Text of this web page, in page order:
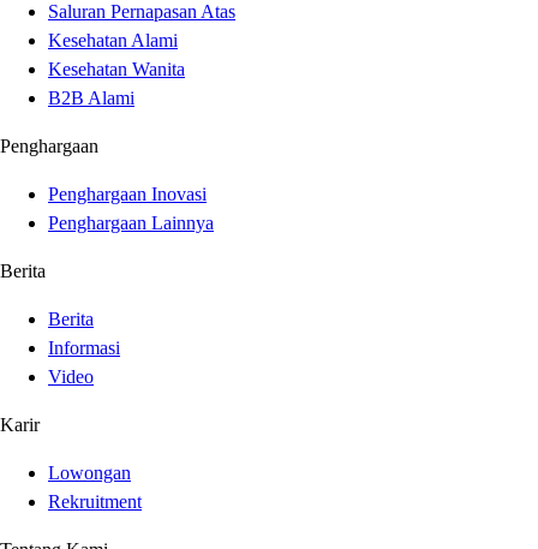
Saluran Pernapasan Atas
Kesehatan Alami
Kesehatan Wanita
B2B Alami
Penghargaan
Penghargaan Inovasi
Penghargaan Lainnya
Berita
Berita
Informasi
Video
Karir
Lowongan
Rekruitment